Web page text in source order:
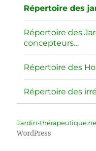
Répertoire des
Répertoire des
concepteurs…
Répertoire des
Répertoire des
Jardin-
WordPress